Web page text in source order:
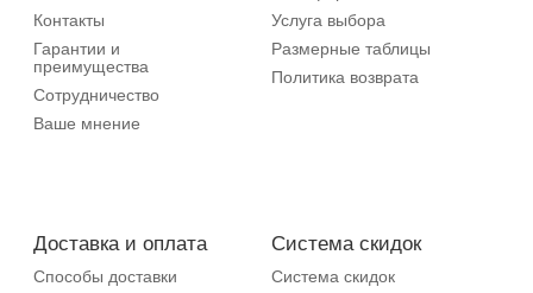
Контакты
Гарантии и
преимущества
Сотрудничество
Ваше мнение
Услуга выбора
Размерные таблицы
Политика возврата
Доставка и оплата
Способы доставки
Система скидок
Система скидок